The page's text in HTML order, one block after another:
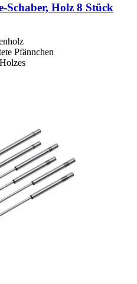
​Schaber, Holz 8 Stück
Pfännchen